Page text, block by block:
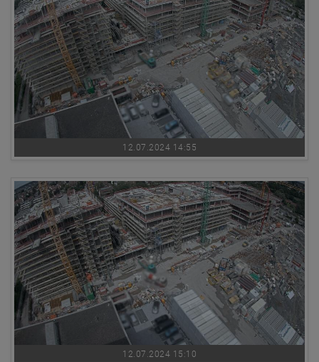
12.07.2024 14:55
12.07.2024 15:10